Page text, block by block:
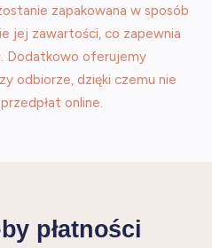
zapakowana w sposób
jej zawartości, co zapewnia
Dodatkowo oferujemy
odbiorze, dzięki czemu nie
online.
płatności